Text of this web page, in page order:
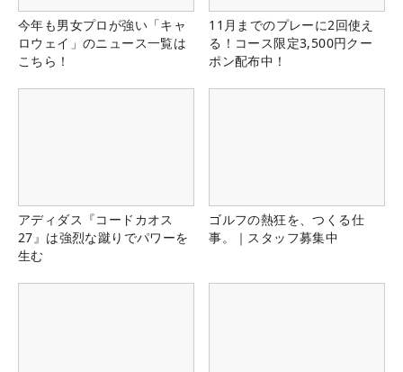
今年も男女プロが強い「キャ
ロウェイ」のニュース一覧は
こちら！
11月までのプレーに2回使え
る！コース限定3,500円クー
ポン配布中！
アディダス『コードカオス
27』は強烈な蹴りでパワーを
生む
ゴルフの熱狂を、つくる仕
事。｜スタッフ募集中